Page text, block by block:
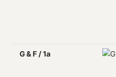
G & F / 1a